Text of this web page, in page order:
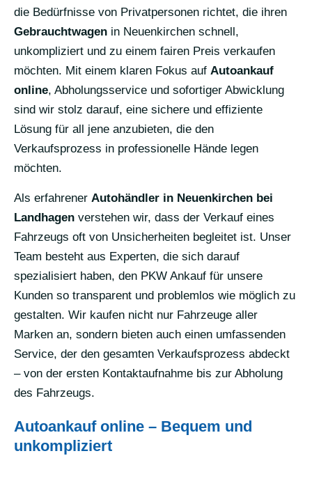
die Bedürfnisse von Privatpersonen richtet, die ihren
Gebrauchtwagen in Neuenkirchen schnell,
unkompliziert und zu einem fairen Preis verkaufen
möchten. Mit einem klaren Fokus auf Autoankauf
online, Abholungsservice und sofortiger Abwicklung
sind wir stolz darauf, eine sichere und effiziente
Lösung für all jene anzubieten, die den
Verkaufsprozess in professionelle Hände legen
möchten.
Als erfahrener Autohändler in Neuenkirchen bei
Landhagen verstehen wir, dass der Verkauf eines
Fahrzeugs oft von Unsicherheiten begleitet ist. Unser
Team besteht aus Experten, die sich darauf
spezialisiert haben, den PKW Ankauf für unsere
Kunden so transparent und problemlos wie möglich zu
gestalten. Wir kaufen nicht nur Fahrzeuge aller
Marken an, sondern bieten auch einen umfassenden
Service, der den gesamten Verkaufsprozess abdeckt
– von der ersten Kontaktaufnahme bis zur Abholung
des Fahrzeugs.
Autoankauf online – Bequem und
unkompliziert